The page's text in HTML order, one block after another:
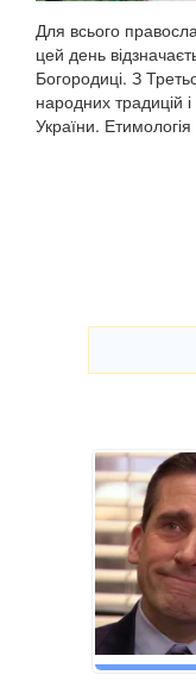
Для всього
цей день
Богородиці. З
народних традицій
України.